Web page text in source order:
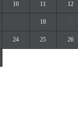
10 11 12
18
24 25 26